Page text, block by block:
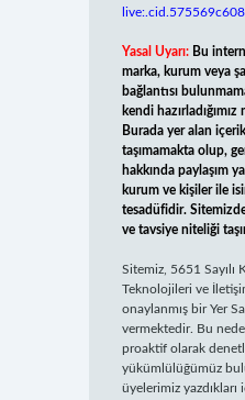
Yasal Uyarı: Bu
marka, kurum veya
bağlantısı
kendi
Burada yer alan
taşımamakta olup,
hakkında paylaşım
kurum ve kişiler ile
tesadüfidir.
ve tavsiye niteliği
Sitemiz, 5651 Sayılı
Teknolojileri ve
onaylanmış bir Yer
vermektedir. Bu
proaktif olarak
yükümlülüğümüz
üyelerimiz